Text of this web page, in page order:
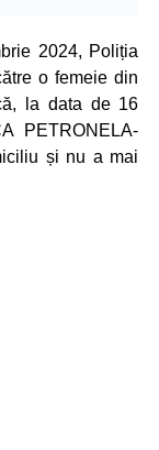
2024, Poliția
o femeie din
la data de 16
PETRONELA-
și nu a mai